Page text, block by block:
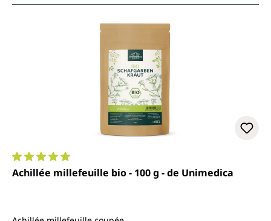
Note moyenne de 5 sur 5 étoiles
Achillée millefeuille bio - 100 g - de Unimedica